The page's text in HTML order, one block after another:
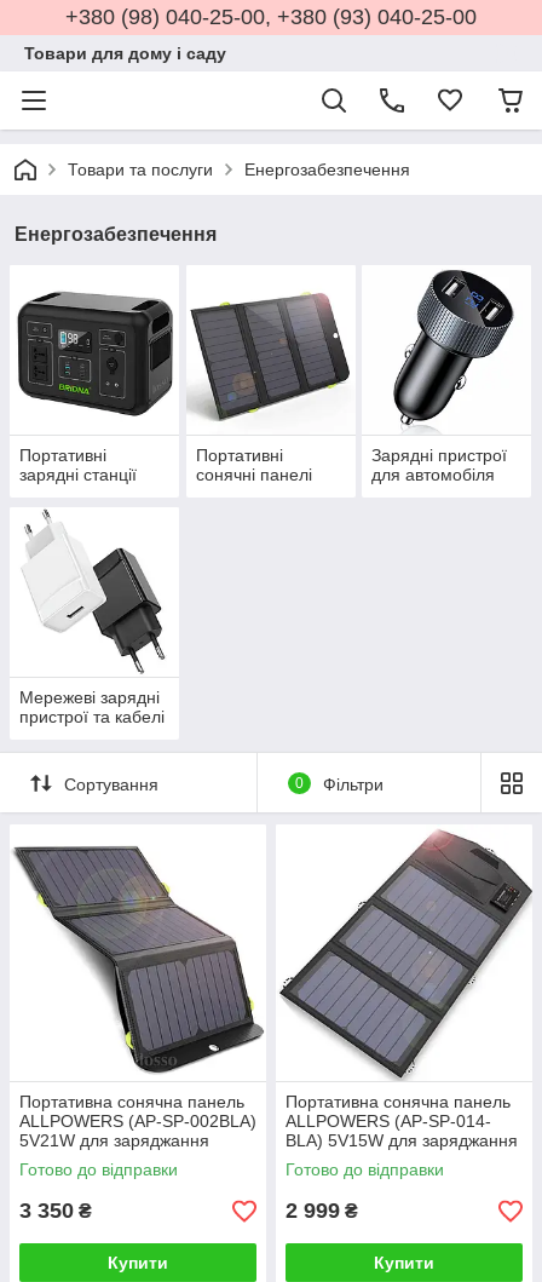
+380 (98) 040-25-00, +380 (93) 040-25-00
Товари для дому і саду
Товари та послуги Енергозабезпечення
Енергозабезпечення
Портативні
зарядні станції
Портативні
сонячні панелі
Зарядні пристрої
для автомобіля
Мережеві зарядні
пристрої та кабелі
Сортування 0 Фільтри
Портативна сонячна панель
ALLPOWERS (AP-SP-002BLA)
5V21W для заряджання
телефону з акумулятором
10000mAh
Готово до відправки
3 350 ₴
Купити
Портативна сонячна панель
ALLPOWERS (AP-SP-014-
BLA) 5V15W для заряджання
телефону з акумулятором
10000mAh
Готово до відправки
2 999 ₴
Купити